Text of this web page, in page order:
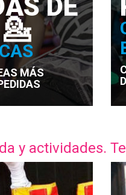
DE
MÁS
y actividades.